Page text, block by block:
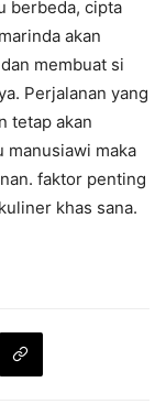
berbeda, cipta
akan
membuat si
Perjalanan yang
tetap akan
manusiawi maka
faktor penting
khas sana.